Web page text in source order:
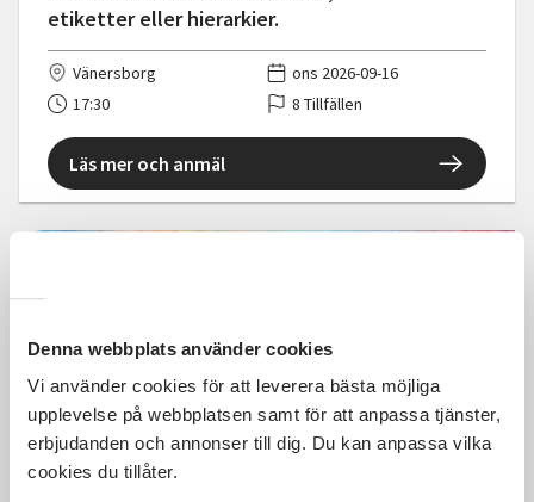
Denna webbplats använder cookies
Vi använder cookies för att leverera bästa möjliga
upplevelse på webbplatsen samt för att anpassa tjänster,
erbjudanden och annonser till dig. Du kan anpassa vilka
cookies du tillåter.
etiketter eller hierarkier.
Vänersborg
ons 2026-09-16
17:30
8 Tillfällen
Läs mer och anmäl
Föreläsning med Haris Agic -
Spelar min röst roll? Om